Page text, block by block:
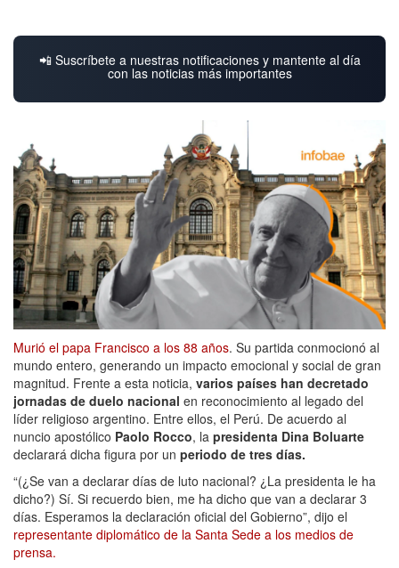
📲 Suscríbete a nuestras notificaciones y mantente al día
con las noticias más importantes
Murió el papa Francisco a los 88 años. Su partida conmocionó al
mundo entero, generando un impacto emocional y social de gran
magnitud. Frente a esta noticia, varios países han decretado
jornadas de duelo nacional en reconocimiento al legado del
líder religioso argentino. Entre ellos, el Perú. De acuerdo al
nuncio apostólico Paolo Rocco, la presidenta Dina Boluarte
declarará dicha figura por un periodo de tres días.
“(¿Se van a declarar días de luto nacional? ¿La presidenta le ha
dicho?) Sí. Si recuerdo bien, me ha dicho que van a declarar 3
días. Esperamos la declaración oficial del Gobierno”, dijo el
representante diplomático de la Santa Sede a los medios de
prensa.